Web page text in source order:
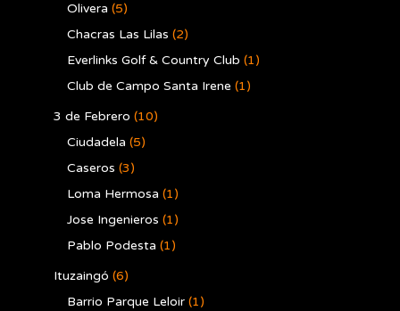
Olivera (5)
Chacras Las Lilas (2)
Everlinks Golf & Country Club (1)
Club de Campo Santa Irene (1)
3 de Febrero (10)
Ciudadela (5)
Caseros (3)
Loma Hermosa (1)
Jose Ingenieros (1)
Pablo Podesta (1)
Ituzaingó (6)
Barrio Parque Leloir (1)